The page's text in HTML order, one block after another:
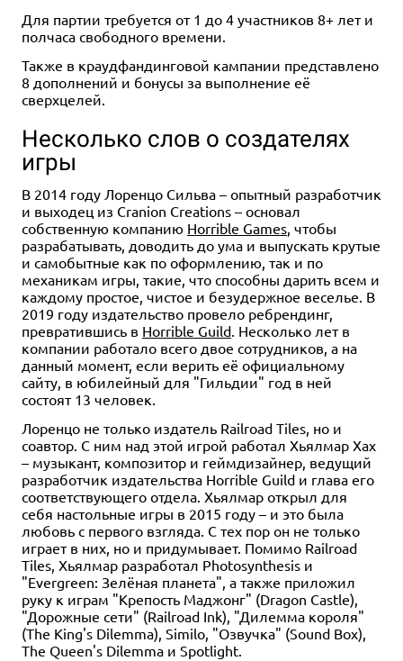
Для партии требуется от 1 до 4 участников 8+ лет и
полчаса свободного времени.
Также в краудфандинговой кампании представлено
8 дополнений и бонусы за выполнение её
сверхцелей.
Несколько слов о создателях
игры
В 2014 году Лоренцо Сильва – опытный разработчик
и выходец из Cranion Creations – основал
собственную компанию Horrible Games, чтобы
разрабатывать, доводить до ума и выпускать крутые
и самобытные как по оформлению, так и по
механикам игры, такие, что способны дарить всем и
каждому простое, чистое и безудержное веселье. В
2019 году издательство провело ребрендинг,
превратившись в Horrible Guild. Несколько лет в
компании работало всего двое сотрудников, а на
данный момент, если верить её официальному
сайту, в юбилейный для "Гильдии" год в ней
состоят 13 человек.
Лоренцо не только издатель Railroad Tiles, но и
соавтор. С ним над этой игрой работал Хьялмар Хах
– музыкант, композитор и геймдизайнер, ведущий
разработчик издательства Horrible Guild и глава его
соответствующего отдела. Хьялмар открыл для
себя настольные игры в 2015 году – и это была
любовь с первого взгляда. С тех пор он не только
играет в них, но и придумывает. Помимо Railroad
Tiles, Хьялмар разработал Photosynthesis и
"Evergreen: Зелёная планета", а также приложил
руку к играм "Крепость Маджонг" (Dragon Castle),
"Дорожные сети" (Railroad Ink), "Дилемма короля"
(The King's Dilemma), Similo, "Озвучка" (Sound Box),
The Queen's Dilemma и Spotlight.